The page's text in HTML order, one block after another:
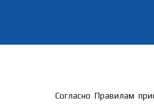
Согласно Правилам